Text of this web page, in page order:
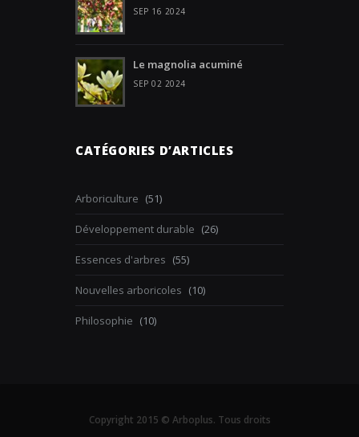
SEP 16 2024
Le magnolia acuminé
SEP 02 2024
CATÉGORIES D’ARTICLES
Arboriculture (51)
Développement durable (26)
Essences d'arbres (55)
Nouvelles arboricoles (10)
Philosophie (10)
Copyright 2015 © Arboplus. Tous droits